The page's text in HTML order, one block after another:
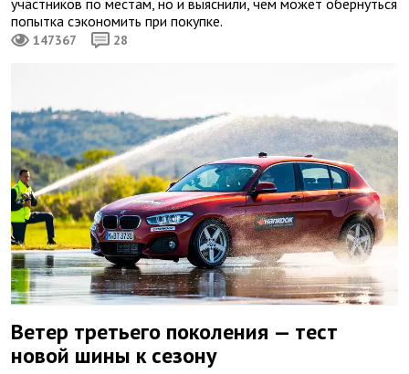
попытка сэкономить при покупке.
147367 28
Ветер третьего поколения — тест
новой шины к сезону